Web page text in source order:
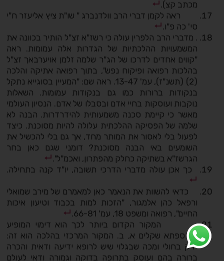
מכתב קצ).
ראה לקמן דברי הרב וולדנברג " שו"ת ציץ אליעזר ח"י
סי' כה פ"ו.
. מדברי הרב הלפרין עולה כי רשז"א זצ"ל הותיר בכוונה את
המשמעויות ההלכתיות של הגדרות אלה עמומות. ראה
"קווים אחדים לדרכו של הג"ר שלמה זלמן אויערבאך זצ"ל
בהלכות רפואה ופיקוח נפש", בתוך רפואה אתיקה והלכה
(2) (תשנ"ז), עמ' 13­-47. ראה שם: "המעיין בסוגייא נתקל
בנקודות ברורות כמו גם בנקודות עמומות. השאלות
נוקבות ועוסקות בחיי אדם ובסבלו של אדם. הנסיון העולמי
מאשר כי קיימת סכנה משמעותית להידרדרות. הבנה לא
שלמה של הפסיקה ההלכתית עלולה להיות מסוכנת. כיצד
לפעול בלי לאסור את המותר מחד, אך גם בלי להכשיל את
השומעים באי הבנה מסוכנת? דומני שגם כאן בחר
הגרשז"א בשתיקה כחלק מהפתרון, ואכמ"ל".
כך אכן עולה מדברי הדרכי תשובה, יו"ד קנה בתחילה.
כדאי להשוות את הנאמר כאן למאמרם של מירב שמואלי
ורפאל כהן אלמגור, "הזכות למות בכבוד וטיעון איכות
החיים", רפואה ומשפט 18, עמ' 66­-81.
המקור הקדום ביותר לכך הוא דימוי המופיע
בתוספתא שקלים א, ב. המקור המרכזי בהלכה הוא זה:
"רק בחולי ומכה שבגלוי שיש לרופא ידיעה ודאית והכרה
ברורה בהם ועוסק בתרופה בדוקה וגמורה ודאי לעולם